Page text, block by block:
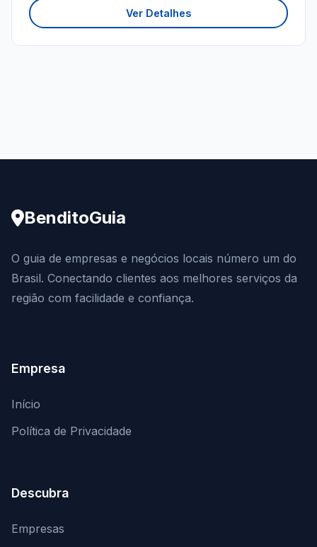
Ver Detalhes
BenditoGuia
O guia de empresas e negócios locais número um do
Brasil. Conectando clientes aos melhores serviços da
região com facilidade e confiança.
Empresa
Início
Política de Privacidade
Descubra
Empresas